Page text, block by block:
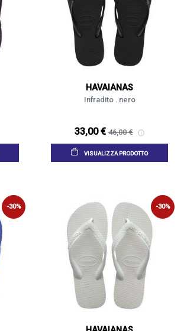
HAVAIANAS
Infradito . nero
33,00 € 46,00 €
VISUALIZZA PRODOTTO
-30% -30%